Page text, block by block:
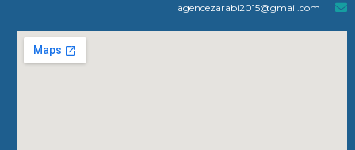
agencezarabi2015@gmail.com